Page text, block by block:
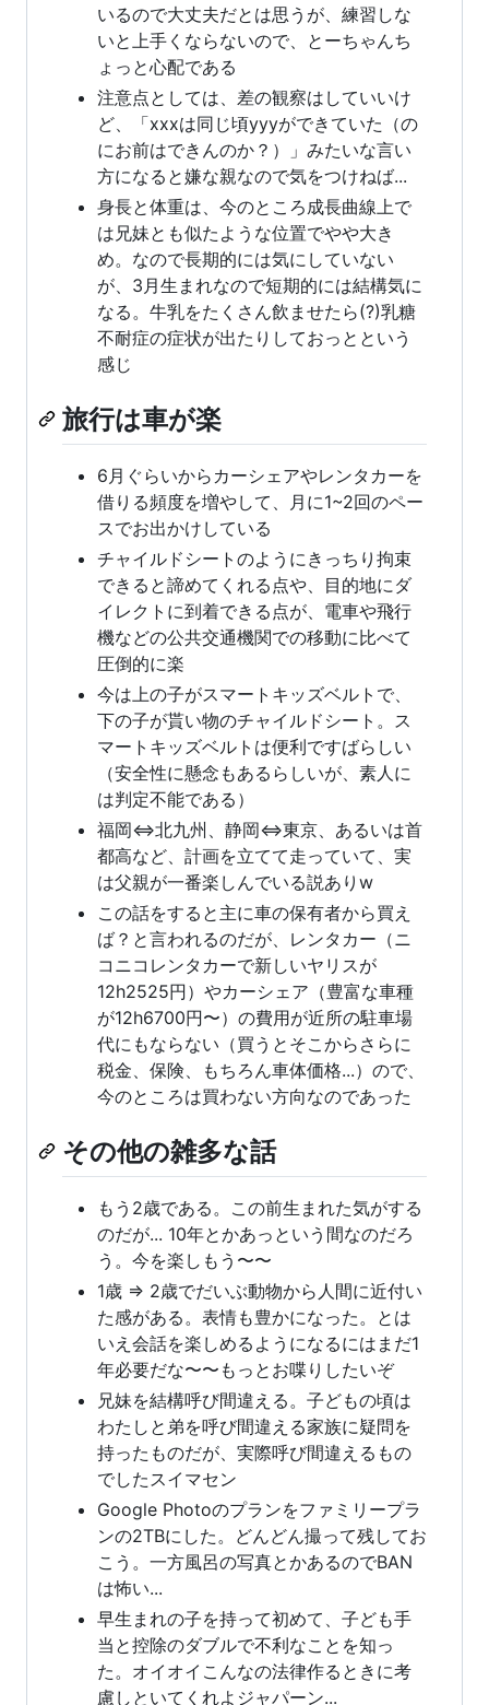
いるので大丈夫だとは思うが、練習しな
いと上手くならないので、とーちゃんち
ょっと心配である
注意点としては、差の観察はしていいけ
ど、「xxxは同じ頃yyyができていた（の
にお前はできんのか？）」みたいな言い
方になると嫌な親なので気をつけねば...
身長と体重は、今のところ成長曲線上で
は兄妹とも似たような位置でやや大き
め。なので長期的には気にしていない
が、3月生まれなので短期的には結構気に
なる。牛乳をたくさん飲ませたら(?)乳糖
不耐症の症状が出たりしておっとという
感じ
旅行は車が楽
6月ぐらいからカーシェアやレンタカーを
借りる頻度を増やして、月に1~2回のペー
スでお出かけしている
チャイルドシートのようにきっちり拘束
できると諦めてくれる点や、目的地にダ
イレクトに到着できる点が、電車や飛行
機などの公共交通機関での移動に比べて
圧倒的に楽
今は上の子がスマートキッズベルトで、
下の子が貰い物のチャイルドシート。ス
マートキッズベルトは便利ですばらしい
（安全性に懸念もあるらしいが、素人に
は判定不能である）
福岡<=>北九州、静岡<=>東京、あるいは首
都高など、計画を立てて走っていて、実
は父親が一番楽しんでいる説ありw
この話をすると主に車の保有者から買え
ば？と言われるのだが、レンタカー（ニ
コニコレンタカーで新しいヤリスが
12h2525円）やカーシェア（豊富な車種
が12h6700円〜）の費用が近所の駐車場
代にもならない（買うとそこからさらに
税金、保険、もちろん車体価格...）ので、
今のところは買わない方向なのであった
その他の雑多な話
もう2歳である。この前生まれた気がする
のだが... 10年とかあっという間なのだろ
う。今を楽しもう〜〜
1歳 => 2歳でだいぶ動物から人間に近付い
た感がある。表情も豊かになった。とは
いえ会話を楽しめるようになるにはまだ1
年必要だな〜〜もっとお喋りしたいぞ
兄妹を結構呼び間違える。子どもの頃は
わたしと弟を呼び間違える家族に疑問を
持ったものだが、実際呼び間違えるもの
でしたスイマセン
Google Photoのプランをファミリープラ
ンの2TBにした。どんどん撮って残してお
こう。一方風呂の写真とかあるのでBAN
は怖い...
早生まれの子を持って初めて、子ども手
当と控除のダブルで不利なことを知っ
た。オイオイこんなの法律作るときに考
慮しといてくれよジャパーン...